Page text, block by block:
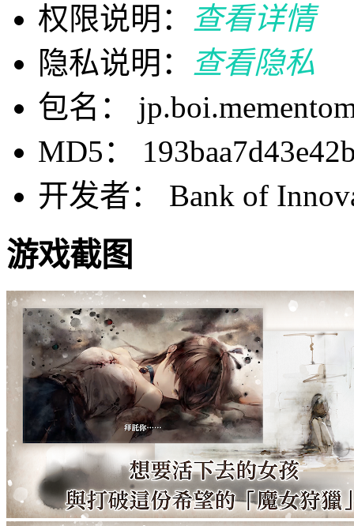
权限说明：
查看详情
隐私说明：
查看隐私
包名：
MD5：
开发者： Bank of
游戏截图